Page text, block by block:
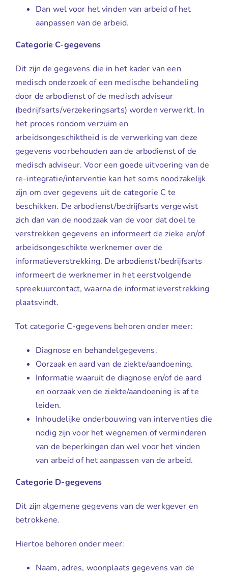
Dan wel voor het vinden van arbeid of het
aanpassen van de arbeid.
Categorie C-gegevens
Dit zijn de gegevens die in het kader van een
medisch onderzoek of een medische behandeling
door de arbodienst of de medisch adviseur
(bedrijfsarts/verzekeringsarts) worden verwerkt. In
het proces rondom verzuim en
arbeidsongeschiktheid is de verwerking van deze
gegevens voorbehouden aan de arbodienst of de
medisch adviseur. Voor een goede uitvoering van de
re-integratie/interventie kan het soms noodzakelijk
zijn om over gegevens uit de categorie C te
beschikken. De arbodienst/bedrijfsarts vergewist
zich dan van de noodzaak van de voor dat doel te
verstrekken gegevens en informeert de zieke en/of
arbeidsongeschikte werknemer over de
informatieverstrekking. De arbodienst/bedrijfsarts
informeert de werknemer in het eerstvolgende
spreekuurcontact, waarna de informatieverstrekking
plaatsvindt.
Tot categorie C-gegevens behoren onder meer:
Diagnose en behandelgegevens.
Oorzaak en aard van de ziekte/aandoening.
Informatie waaruit de diagnose en/of de aard
en oorzaak ven de ziekte/aandoening is af te
leiden.
Inhoudelijke onderbouwing van interventies die
nodig zijn voor het wegnemen of verminderen
van de beperkingen dan wel voor het vinden
van arbeid of het aanpassen van de arbeid.
Categorie D-gegevens
Dit zijn algemene gegevens van de werkgever en
betrokkene.
Hiertoe behoren onder meer:
Naam, adres, woonplaats gegevens van de